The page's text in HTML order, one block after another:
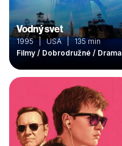
Vodný svet
1995 | USA | 135 min
Filmy / Dobrodružné / Drama